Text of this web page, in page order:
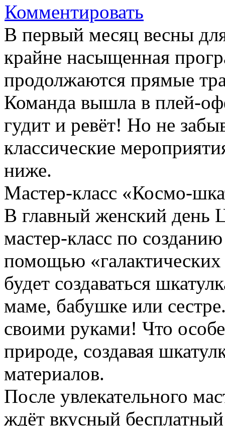
Комментировать
В первый месяц весны
крайне насыщенная
продолжаются прямые
Команда вышла в плей-
гудит и ревёт! Но не
классические
ниже.
Мастер-класс «Космо-
В главный женский день
мастер-класс по
помощью
будет создаваться
маме, бабушке или
своими руками! Что
природе, создавая
материалов.
После увлекательного
ждёт вкусный